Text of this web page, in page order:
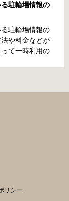
思います。事
ましょう。 千
中央区 / 大田区
千代田区で撤去
千代田区神田
メトロ半蔵門
ら徒歩7分 大
千代田区大手町
千代田区自転
東京メトロ半蔵
要な書類 返還
千代田区HP
番地 ※都立新
駐輪場情報の
駐輪場情報の
や料金などが
て一時利用の
録申請書の提出
：
づくり総務課
または、期間
所5階5B窓
間）。電話・
せん。 利用料
問い合わせく
リシー